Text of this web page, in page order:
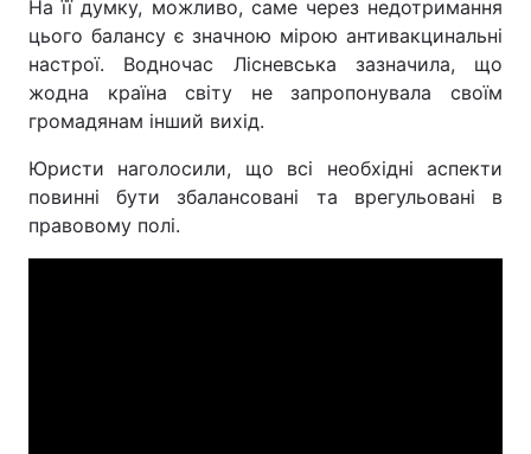
На її думку, можливо, саме через недотримання
цього балансу є значною мірою антивакцинальні
настрої. Водночас Лісневська зазначила, що
жодна країна світу не запропонувала своїм
громадянам інший вихід.
Юристи наголосили, що всі необхідні аспекти
повинні бути збалансовані та врегульовані в
правовому полі.